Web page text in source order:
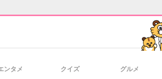
ンタメ クイズ グルメ